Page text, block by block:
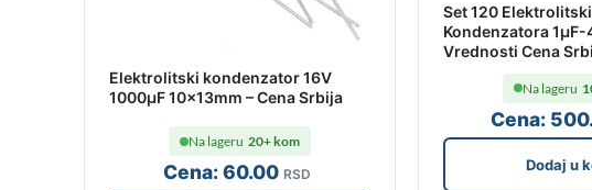
Elektrolitski kondenzator 16V
1000µF 10×13mm – Cena Srbija
Cena:60.00 RSD
Na lageru 20+ kom
Set 120
Kondenzatora
Vrednosti Cena
Cena: 500
Na lageru
Dodaj u